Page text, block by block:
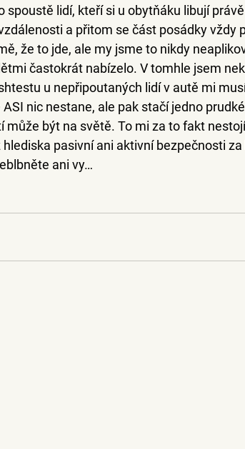
spoustě lidí, kteří si u obytňáku libují
a přitom se část posádky vždy
že to jde, ale my jsme to nikdy
častokrát nabízelo. V tomhle jsem
u nepřipoutaných lidí v autě mi
nic nestane, ale pak stačí jedno
být na světě. To mi za to fakt
pasivní ani aktivní bezpečnosti
ani vy…